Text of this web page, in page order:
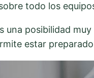
todo los
una posibilidad
estar